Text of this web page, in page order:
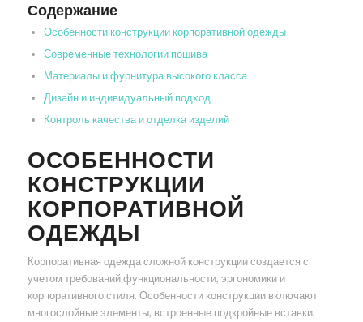
Содержание
Особенности конструкции корпоративной одежды
Современные технологии пошива
Материалы и фурнитура высокого класса
Дизайн и индивидуальный подход
Контроль качества и отделка изделий
ОСОБЕННОСТИ
КОНСТРУКЦИИ
КОРПОРАТИВНОЙ
ОДЕЖДЫ
Корпоративная одежда сложной конструкции создается с
учетом требований функциональности, эргономики и
корпоративного стиля. Особенности конструкции включают
многослойные элементы, встроенные подкройные вставки,